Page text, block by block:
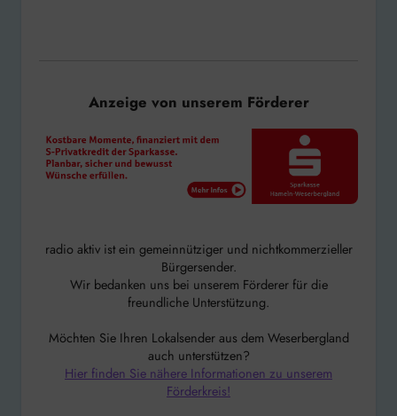
Anzeige von unserem Förderer
radio aktiv ist ein gemeinnütziger und nichtkommerzieller
Bürgersender.
Wir bedanken uns bei unserem Förderer für die
freundliche Unterstützung.
Möchten Sie Ihren Lokalsender aus dem Weserbergland
auch unterstützen?
Hier finden Sie nähere Informationen zu unserem
Förderkreis!